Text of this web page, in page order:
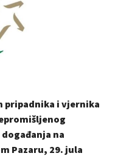
pripadnika i vjernika
na
Pazaru, 29. jula